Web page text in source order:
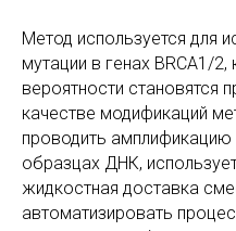
Метод используется для
мутации в генах BRCA1/
вероятности становятся
качестве модификаций
проводить амплификацию
образцах ДНК,
жидкостная доставка
автоматизировать